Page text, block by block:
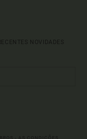
NOVIDADES